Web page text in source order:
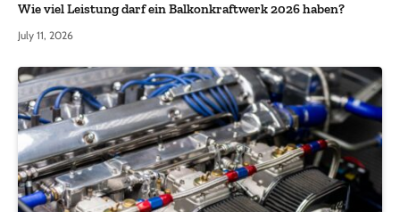
Wie viel Leistung darf ein Balkonkraftwerk 2026 haben?
July 11, 2026